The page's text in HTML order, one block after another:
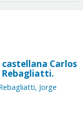
Carlos
Rebagliatti.
Jorge